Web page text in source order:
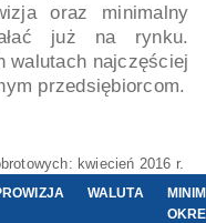
oraz minimalny
już na rynku.
walutach najczęściej
przedsiębiorcom.
WALUTA
kwiecień 2016 r.